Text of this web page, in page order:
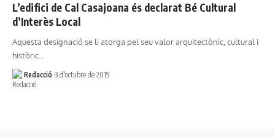
L’edifici de Cal Casajoana és declarat Bé Cultural
d’Interès Local
Aquesta designació se li atorga pel seu valor arquitectònic, cultural i
històric…
Redacció 3 d'octubre de 2019